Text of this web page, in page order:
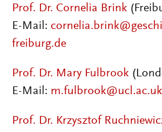
Prof. Dr. Cornelia Brink
E-Mail:
freiburg.de
Prof. Dr. Mary Fulbrook
E-Mail: m.fulbrook@ucl.ac.uk
Prof. Dr. Krzysztof